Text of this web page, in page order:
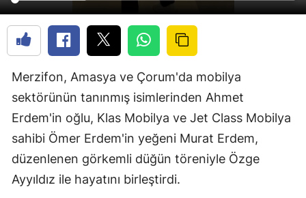
Merzifon, Amasya ve Çorum'da mobilya
sektörünün tanınmış isimlerinden Ahmet
Erdem'in oğlu, Klas Mobilya ve Jet Class Mobilya
sahibi Ömer Erdem'in yeğeni Murat Erdem,
düzenlenen görkemli düğün töreniyle Özge
Ayyıldız ile hayatını birleştirdi.